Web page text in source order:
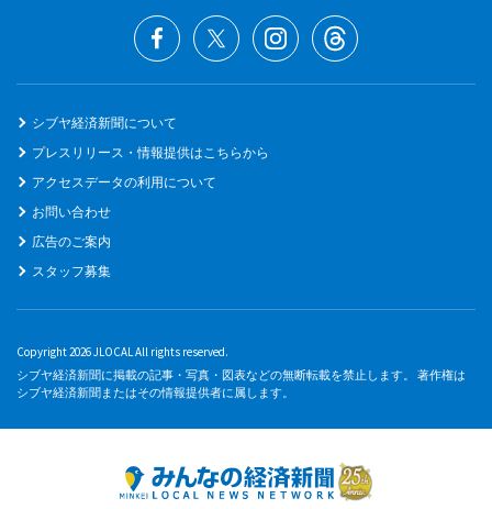
シブヤ経済新聞について
プレスリリース・情報提供はこちらから
アクセスデータの利用について
お問い合わせ
広告のご案内
スタッフ募集
Copyright 2026 JLOCAL All rights reserved.
シブヤ経済新聞に掲載の記事・写真・図表などの無断転載を禁止します。 著作権は
シブヤ経済新聞またはその情報提供者に属します。